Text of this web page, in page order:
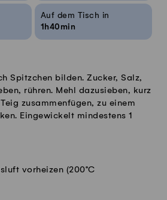
Auf dem Tisch in
1h40min
Spitzchen bilden. Zucker, Salz,
rühren. Mehl dazusieben, kurz
zusammenfügen, zu einem
Eingewickelt mindestens 1
vorheizen (200°C